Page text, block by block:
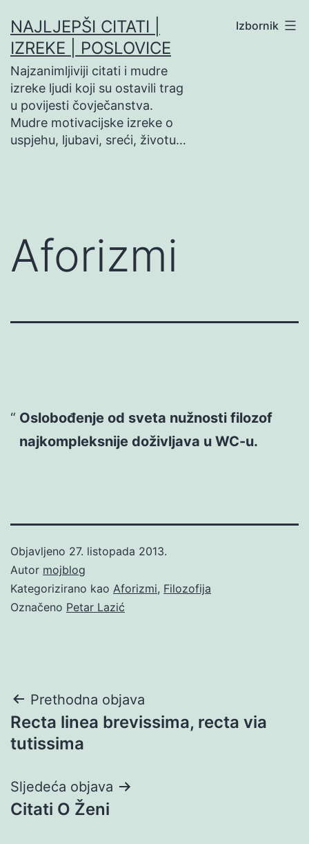
na
sadržaj
NAJLJEPŠI CITATI |
IZREKE | POSLOVICE
Najzanimljiviji citati i mudre
izreke ljudi koji su ostavili trag
u povijesti čovječanstva.
Mudre motivacijske izreke o
uspjehu, ljubavi, sreći, životu…
Izbornik
Aforizmi
Oslobođenje od sveta nužnosti filozof
najkompleksnije doživljava u WC-u.
Objavljeno 27. listopada 2013.
Autor mojblog
Kategorizirano kao Aforizmi, Filozofija
Označeno Petar Lazić
Navigacija
objava
Prethodna objava
Recta linea brevissima, recta via
tutissima
Sljedeća objava
Citati O Ženi